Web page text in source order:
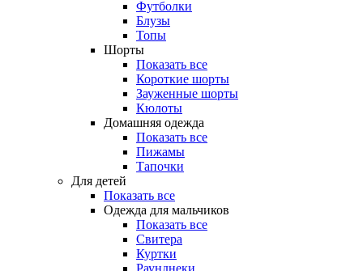
Футболки
Блузы
Топы
Шорты
Показать все
Короткие шорты
Зауженные шорты
Кюлоты
Домашняя одежда
Показать все
Пижамы
Тапочки
Для детей
Показать все
Одежда для мальчиков
Показать все
Свитера
Куртки
Раунднеки